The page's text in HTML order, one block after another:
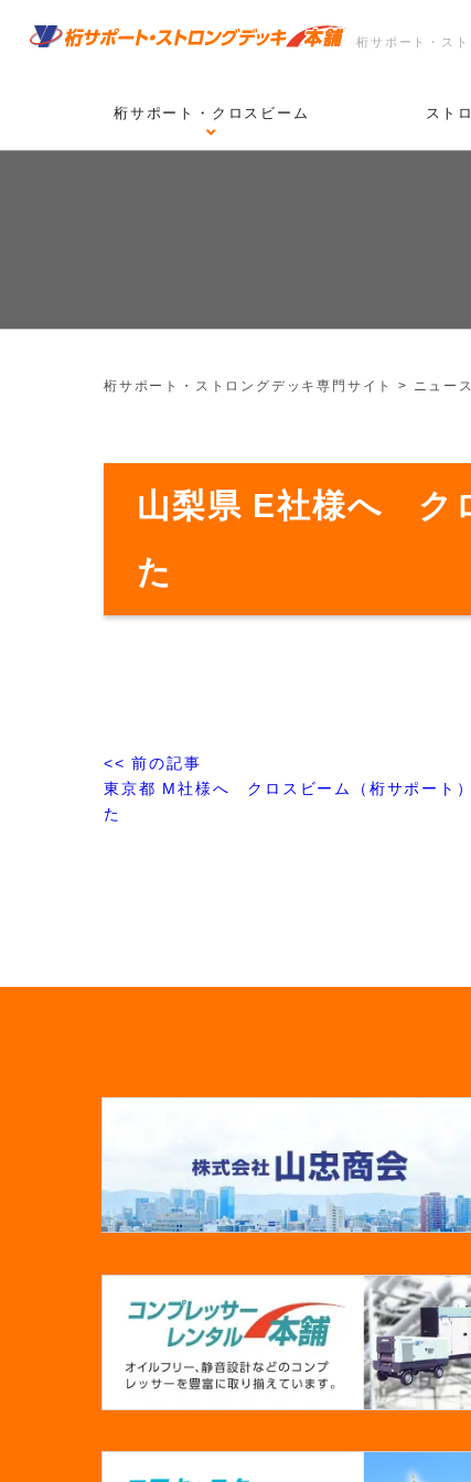
桁サポート・ス
桁サポート・クロスビーム スト
桁サポート・ストロングデッキ専門サイト > ニュース
山梨県 E社様へ ク
た
<< 前の記事
東京都 M社様へ クロスビーム（桁サポート
た